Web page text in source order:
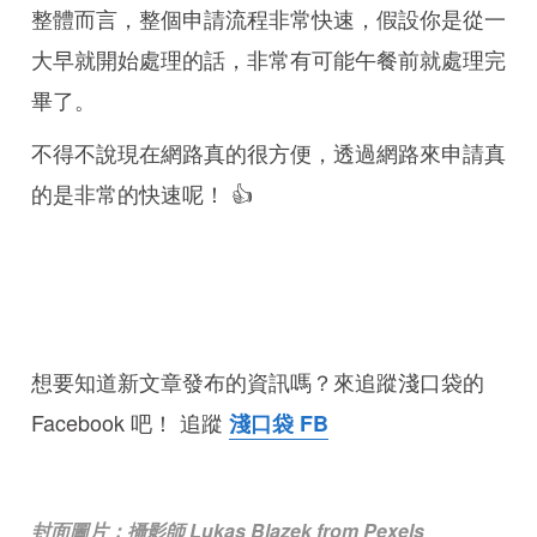
整體而言，整個申請流程非常快速，假設你是從一
大早就開始處理的話，非常有可能午餐前就處理完
畢了。
不得不說現在網路真的很方便，透過網路來申請真
的是非常的快速呢！ 👍
想要知道新文章發布的資訊嗎？來追蹤淺口袋的
Facebook 吧！ 追蹤 淺口袋 FB
封面圖片：攝影師Lukas Blazekfrom Pexels